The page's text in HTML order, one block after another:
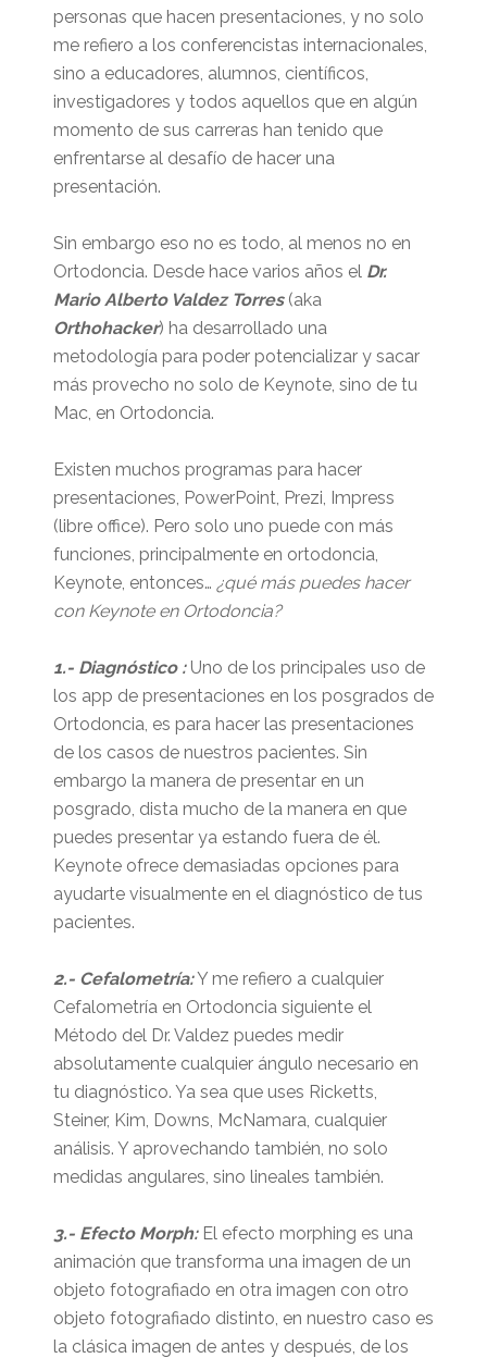
personas que hacen presentaciones, y no solo
me refiero a los conferencistas internacionales,
sino a educadores, alumnos, científicos,
investigadores y todos aquellos que en algún
momento de sus carreras han tenido que
enfrentarse al desafío de hacer una
presentación.
Sin embargo eso no es todo, al menos no en
Ortodoncia. Desde hace varios años elDr.
Mario Alberto Valdez Torres(aka
Orthohacker) ha desarrollado una
metodología para poder potencializar y sacar
más provecho no solo de Keynote, sino de tu
Mac, en Ortodoncia.
Existen muchos programas para hacer
presentaciones, PowerPoint, Prezi, Impress
(libre office). Pero solo uno puede con más
funciones, principalmente en ortodoncia,
Keynote, entonces… ¿qué más puedes hacer
con Keynote en Ortodoncia?
1.- Diagnóstico :Uno de los principales uso de
los app de presentaciones en los posgrados de
Ortodoncia, es para hacer las presentaciones
de los casos de nuestros pacientes. Sin
embargo la manera de presentar en un
posgrado, dista mucho de la manera en que
puedes presentar ya estando fuera de él.
Keynote ofrece demasiadas opciones para
ayudarte visualmente en el diagnóstico de tus
pacientes.
2.- Cefalometría:Y me refiero a cualquier
Cefalometría en Ortodoncia siguiente el
Método del Dr. Valdez puedes medir
absolutamente cualquier ángulo necesario en
tu diagnóstico. Ya sea que uses Ricketts,
Steiner, Kim, Downs, McNamara, cualquier
análisis. Y aprovechando también, no solo
medidas angulares, sino lineales también.
3.- Efecto Morph:El efecto morphing es una
animación que transforma una imagen de un
objeto fotografiado en otra imagen con otro
objeto fotografiado distinto, en nuestro caso es
la clásica imagen de antes y después, de los